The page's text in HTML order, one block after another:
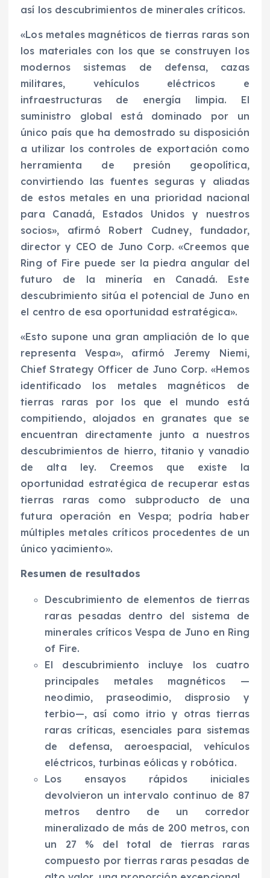
así los descubrimientos de minerales críticos.
«Los metales magnéticos de tierras raras son
los materiales con los que se construyen los
modernos sistemas de defensa, cazas
militares, vehículos eléctricos e
infraestructuras de energía limpia. El
suministro global está dominado por un
único país que ha demostrado su disposición
a utilizar los controles de exportación como
herramienta de presión geopolítica,
convirtiendo las fuentes seguras y aliadas
de estos metales en una prioridad nacional
para Canadá, Estados Unidos y nuestros
socios», afirmó Robert Cudney, fundador,
director y CEO de Juno Corp. «Creemos que
Ring of Fire puede ser la piedra angular del
futuro de la minería en Canadá. Este
descubrimiento sitúa el potencial de Juno en
el centro de esa oportunidad estratégica».
«Esto supone una gran ampliación de lo que
representa Vespa», afirmó Jeremy Niemi,
Chief Strategy Officer de Juno Corp. «Hemos
identificado los metales magnéticos de
tierras raras por los que el mundo está
compitiendo, alojados en granates que se
encuentran directamente junto a nuestros
descubrimientos de hierro, titanio y vanadio
de alta ley. Creemos que existe la
oportunidad estratégica de recuperar estas
tierras raras como subproducto de una
futura operación en Vespa; podría haber
múltiples metales críticos procedentes de un
único yacimiento».
Resumen de resultados
Descubrimiento de elementos de tierras
raras pesadas dentro del sistema de
minerales críticos Vespa de Juno en Ring
of Fire.
El descubrimiento incluye los cuatro
principales metales magnéticos —
neodimio, praseodimio, disprosio y
terbio—, así como itrio y otras tierras
raras críticas, esenciales para sistemas
de defensa, aeroespacial, vehículos
eléctricos, turbinas eólicas y robótica.
Los ensayos rápidos iniciales
devolvieron un intervalo continuo de 87
metros dentro de un corredor
mineralizado de más de 200 metros, con
un 27 % del total de tierras raras
compuesto por tierras raras pesadas de